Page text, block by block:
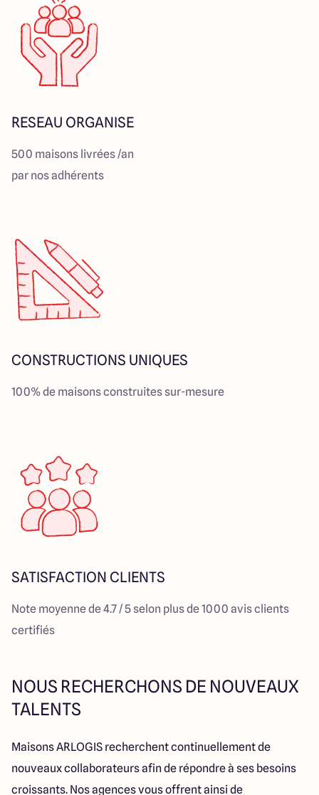
RESEAU ORGANISE
500 maisons livrées /an
par nos adhérents
CONSTRUCTIONS UNIQUES
100% de maisons construites sur-mesure
SATISFACTION CLIENTS
Note moyenne de 4.7 / 5 selon plus de 1000 avis clients
certifiés
NOUS RECHERCHONS DE NOUVEAUX
TALENTS
Maisons ARLOGIS recherchent continuellement de
nouveaux collaborateurs afin de répondre à ses besoins
croissants. Nos agences vous offrent ainsi de